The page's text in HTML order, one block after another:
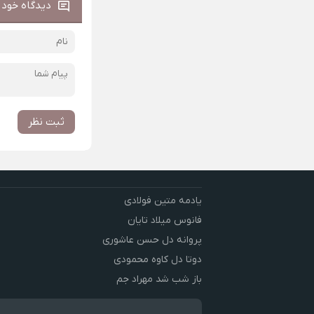
دیدگاه خود
ثبت نظر
یادمه متین فولادی
فانوس میلاد تایان
پروانه دل حسن عاشوری
دوتا دل کاوه محمودی
باز شب شد مهراد جم